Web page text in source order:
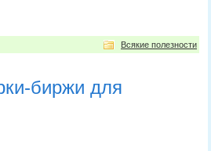
Всякие полезности
биржи для